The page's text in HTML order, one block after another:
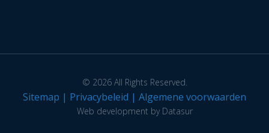
© 2026 All Rights Reserved.
Sitemap | Privacybeleid | Algemene voorwaarden
Web development by Datasur